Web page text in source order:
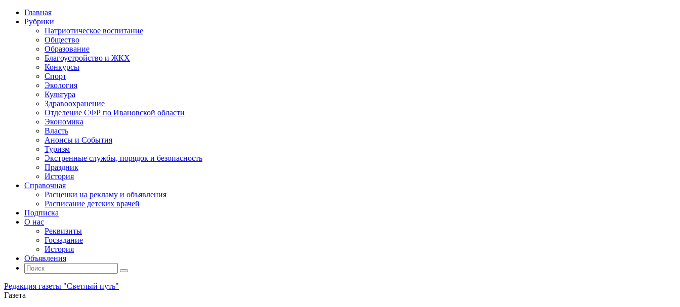
Главная
Рубрики
Патриотическое воспитание
Общество
Образование
Благоустройство и ЖКХ
Конкурсы
Спорт
Экология
Культура
Здравоохранение
Отделение СФР по Ивановской области
Экономика
Власть
Анонсы и События
Туризм
Экстренные службы, порядок и безопасность
Праздник
История
Справочная
Расценки на рекламу и объявления
Расписание детских врачей
Подписка
О нас
Реквизиты
Госзадание
История
Объявления
Поиск
Искать:
Поиск
Редакция газеты "Светлый путь"
Газета